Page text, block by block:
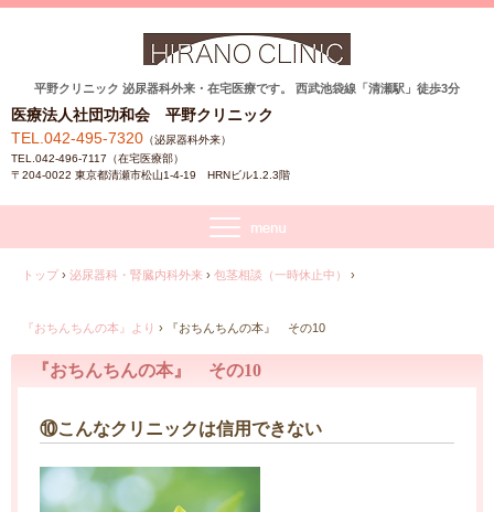
平野クリニック 泌尿器科外来・在宅医療です。 西武池袋線「清瀬駅」徒歩3分
医療法人社団功和会 平野クリニック
TEL.042-495-7320 （泌尿器科外来）
TEL.042-496-7117（在宅医療部）
〒204-0022 東京都清瀬市松山1-4-19 HRNビル1.2.3階
トップ › 泌尿器科・腎臓内科外来 › 包茎相談（一時休止中） ›
『おちんちんの本』より › 『おちんちんの本』 その10
『おちんちんの本』 その10
⑩こんなクリニックは信用できない